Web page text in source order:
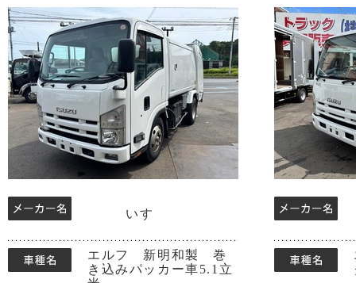
いすゞ
エルフ 新明和製 巻
き込みパッカー車5.1立